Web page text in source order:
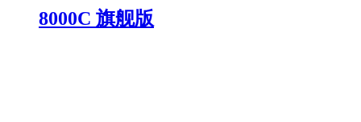
8000C 旗舰版